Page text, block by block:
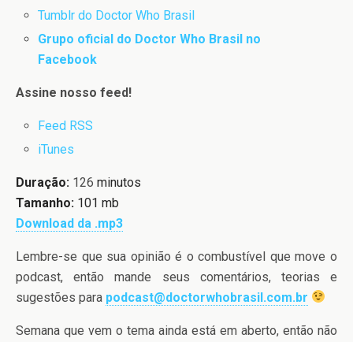
Tumblr do Doctor Who Brasil
Grupo oficial do Doctor Who Brasil no
Facebook
Assine nosso feed!
Feed RSS
iTunes
Duração: 126 minutos
Tamanho: 101 mb
Download da .mp3
Lembre-se que sua opinião é o combustível que move o
podcast, então mande seus comentários, teorias e
sugestões para podcast@doctorwhobrasil.com.br
Semana que vem o tema ainda está em aberto, então não